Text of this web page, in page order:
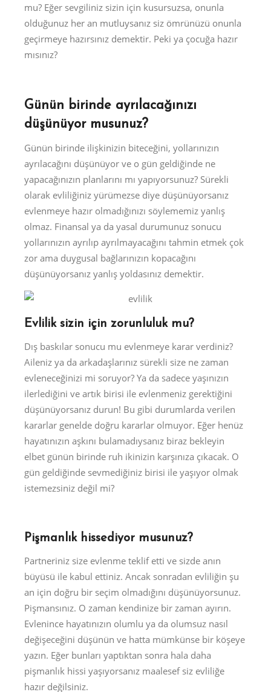
mu? Eğer sevgiliniz sizin için kusursuzsa, onunla
olduğunuz her an mutluysanız siz ömrünüzü onunla
geçirmeye hazırsınız demektir. Peki ya çocuğa hazır
mısınız?
Günün birinde ayrılacağınızı
düşünüyor musunuz?
Günün birinde ilişkinizin biteceğini, yollarınızın
ayrılacağını düşünüyor ve o gün geldiğinde ne
yapacağınızın planlarını mı yapıyorsunuz? Sürekli
olarak evliliğiniz yürümezse diye düşünüyorsanız
evlenmeye hazır olmadığınızı söylememiz yanlış
olmaz. Finansal ya da yasal durumunuz sonucu
yollarınızın ayrılıp ayrılmayacağını tahmin etmek çok
zor ama duygusal bağlarınızın kopacağını
düşünüyorsanız yanlış yoldasınız demektir.
Evlilik sizin için zorunluluk mu?
Dış baskılar sonucu mu evlenmeye karar verdiniz?
Aileniz ya da arkadaşlarınız sürekli size ne zaman
evleneceğinizi mi soruyor? Ya da sadece yaşınızın
ilerlediğini ve artık birisi ile evlenmeniz gerektiğini
düşünüyorsanız durun! Bu gibi durumlarda verilen
kararlar genelde doğru kararlar olmuyor. Eğer henüz
hayatınızın aşkını bulamadıysanız biraz bekleyin
elbet günün birinde ruh ikinizin karşınıza çıkacak. O
gün geldiğinde sevmediğiniz birisi ile yaşıyor olmak
istemezsiniz değil mi?
Pişmanlık hissediyor musunuz?
Partneriniz size evlenme teklif etti ve sizde anın
büyüsü ile kabul ettiniz. Ancak sonradan evliliğin şu
an için doğru bir seçim olmadığını düşünüyorsunuz.
Pişmansınız. O zaman kendinize bir zaman ayırın.
Evlenince hayatınızın olumlu ya da olumsuz nasıl
değişeceğini düşünün ve hatta mümkünse bir köşeye
yazın. Eğer bunları yaptıktan sonra hala daha
pişmanlık hissi yaşıyorsanız maalesef siz evliliğe
hazır değilsiniz.